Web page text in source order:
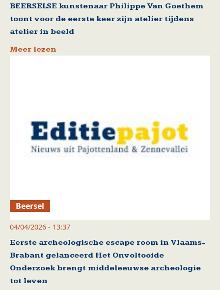
BEERSELSE kunstenaar Philippe Van Goethem
toont voor de eerste keer zijn atelier tijdens
atelier in beeld
Meer lezen
Beersel
04/04/2026 - 13:37
Eerste archeologische escape room in Vlaams-
Brabant gelanceerd Het Onvoltooide
Onderzoek brengt middeleeuwse archeologie
tot leven